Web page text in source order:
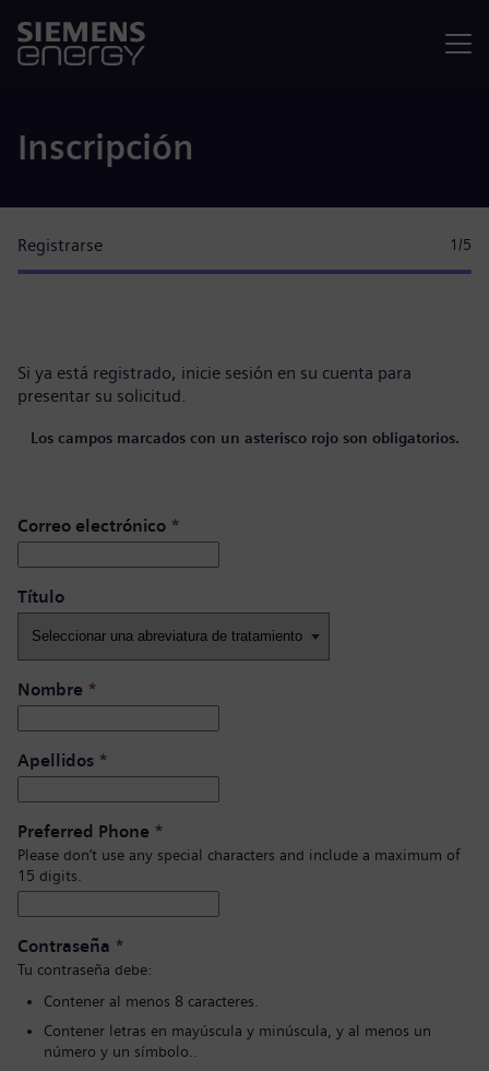
Inscripción
Registrarse 1 /5
Si ya está registrado, inicie sesión en su cuenta para
presentar su solicitud.
Los campos marcados con un asterisco rojo son obligatorios.
Correo electrónico *
Título ​
Nombre *
Apellidos *
Preferred Phone *
Please don’t use any special characters and include a maximum of
15 digits.
Contraseña *
Tu contraseña debe:
Contener al menos 8 caracteres.
Contener letras en mayúscula y minúscula, y al menos un
número y un símbolo..